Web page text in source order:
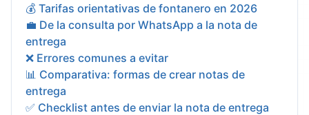
💰 Tarifas orientativas de fontanero en 2026
💼 De la consulta por WhatsApp a la nota de
entrega
❌ Errores comunes a evitar
📊 Comparativa: formas de crear notas de
entrega
✅ Checklist antes de enviar la nota de entrega